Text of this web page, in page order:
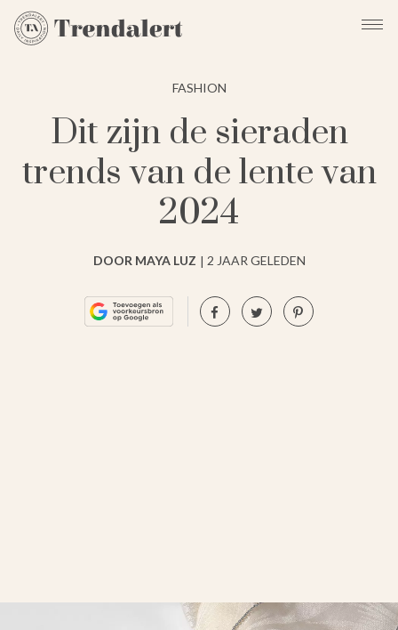
FASHION
Dit zijn de sieraden
trends van de lente van
2024
DOOR MAYA LUZ 2 JAAR GELEDEN